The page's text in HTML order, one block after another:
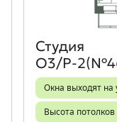
Студия
О3/Р-
Окна выходят на
Высота